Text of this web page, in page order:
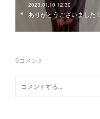
2023.01.10 12:30
ありがとうございました！
0コメント